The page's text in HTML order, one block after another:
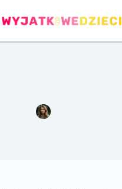
do
treści